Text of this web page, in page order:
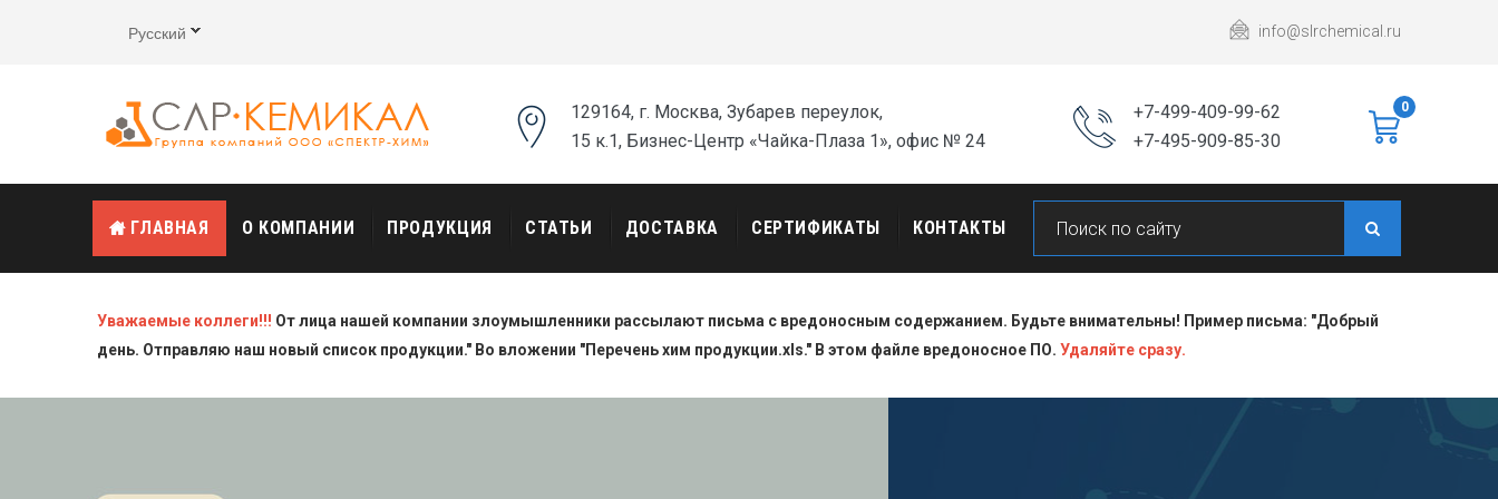
Русский info@slrchemical.ru
129164, г. Москва, Зубарев переулок,
15 к.1, Бизнес-Центр «Чайка-Плаза 1», офис № 24
+7-499-409-99-62
+7-495-909-85-30
0
ГЛАВНАЯ О КОМПАНИИ ПРОДУКЦИЯ СТАТЬИ ДОСТАВКА СЕРТИФИКАТЫ КОНТАКТЫ
Уважаемые коллеги!!! От лица нашей компании злоумышленники рассылают письма с вредоносным содержанием. Будьте внимательны! Пример письма: "Добрый
день. Отправляю наш новый список продукции." Во вложении "Перечень хим продукции.xls." В этом файле вредоносное ПО. Удаляйте сразу.